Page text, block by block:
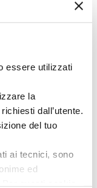
essere utilizzati
la
dall’utente.
del tuo
ai tecnici, sono
ed